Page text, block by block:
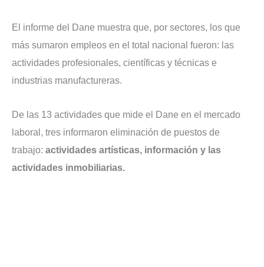
El informe del Dane muestra que, por sectores, los que
más sumaron empleos en el total nacional fueron: las
actividades profesionales, científicas y técnicas e
industrias manufactureras.
De las 13 actividades que mide el Dane en el mercado
laboral, tres informaron eliminación de puestos de
trabajo: actividades artísticas, información y las
actividades inmobiliarias.